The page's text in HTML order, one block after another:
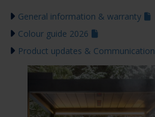
General information & warranty
Colour guide 2026
Product updates & Communication